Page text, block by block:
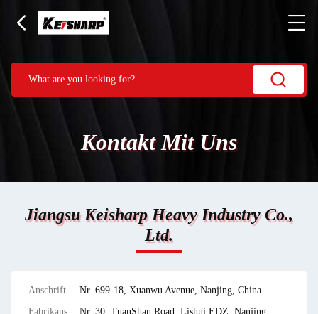
Kontakt Mit Uns
Jiangsu Keisharp Heavy Industry Co.,
Ltd.
Anschrift
Nr. 699-18, Xuanwu Avenue, Nanjing, China
Fabrikans
Nr. 30, TuanShan Road, Lishui EDZ, Nanjing,